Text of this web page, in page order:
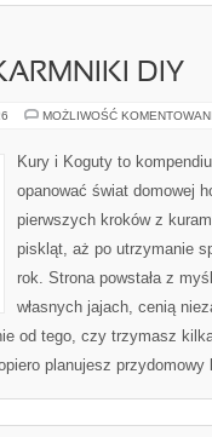
DIY
MOŻLIWOŚĆ
Kury i Koguty to
opanować świat domowej
pierwszych kroków z
piskląt, aż po utrzymanie
rok. Strona powstała z
własnych jajach, cenią
od tego, czy trzymasz
planujesz